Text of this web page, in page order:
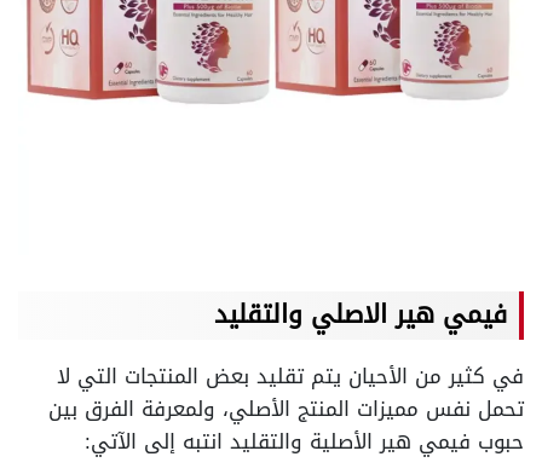
فيمي هير الاصلي والتقليد
في كثير من الأحيان يتم تقليد بعض المنتجات التي لا
تحمل نفس مميزات المنتج الأصلي، ولمعرفة الفرق بين
حبوب فيمي هير الأصلية والتقليد انتبه إلى الآتي: